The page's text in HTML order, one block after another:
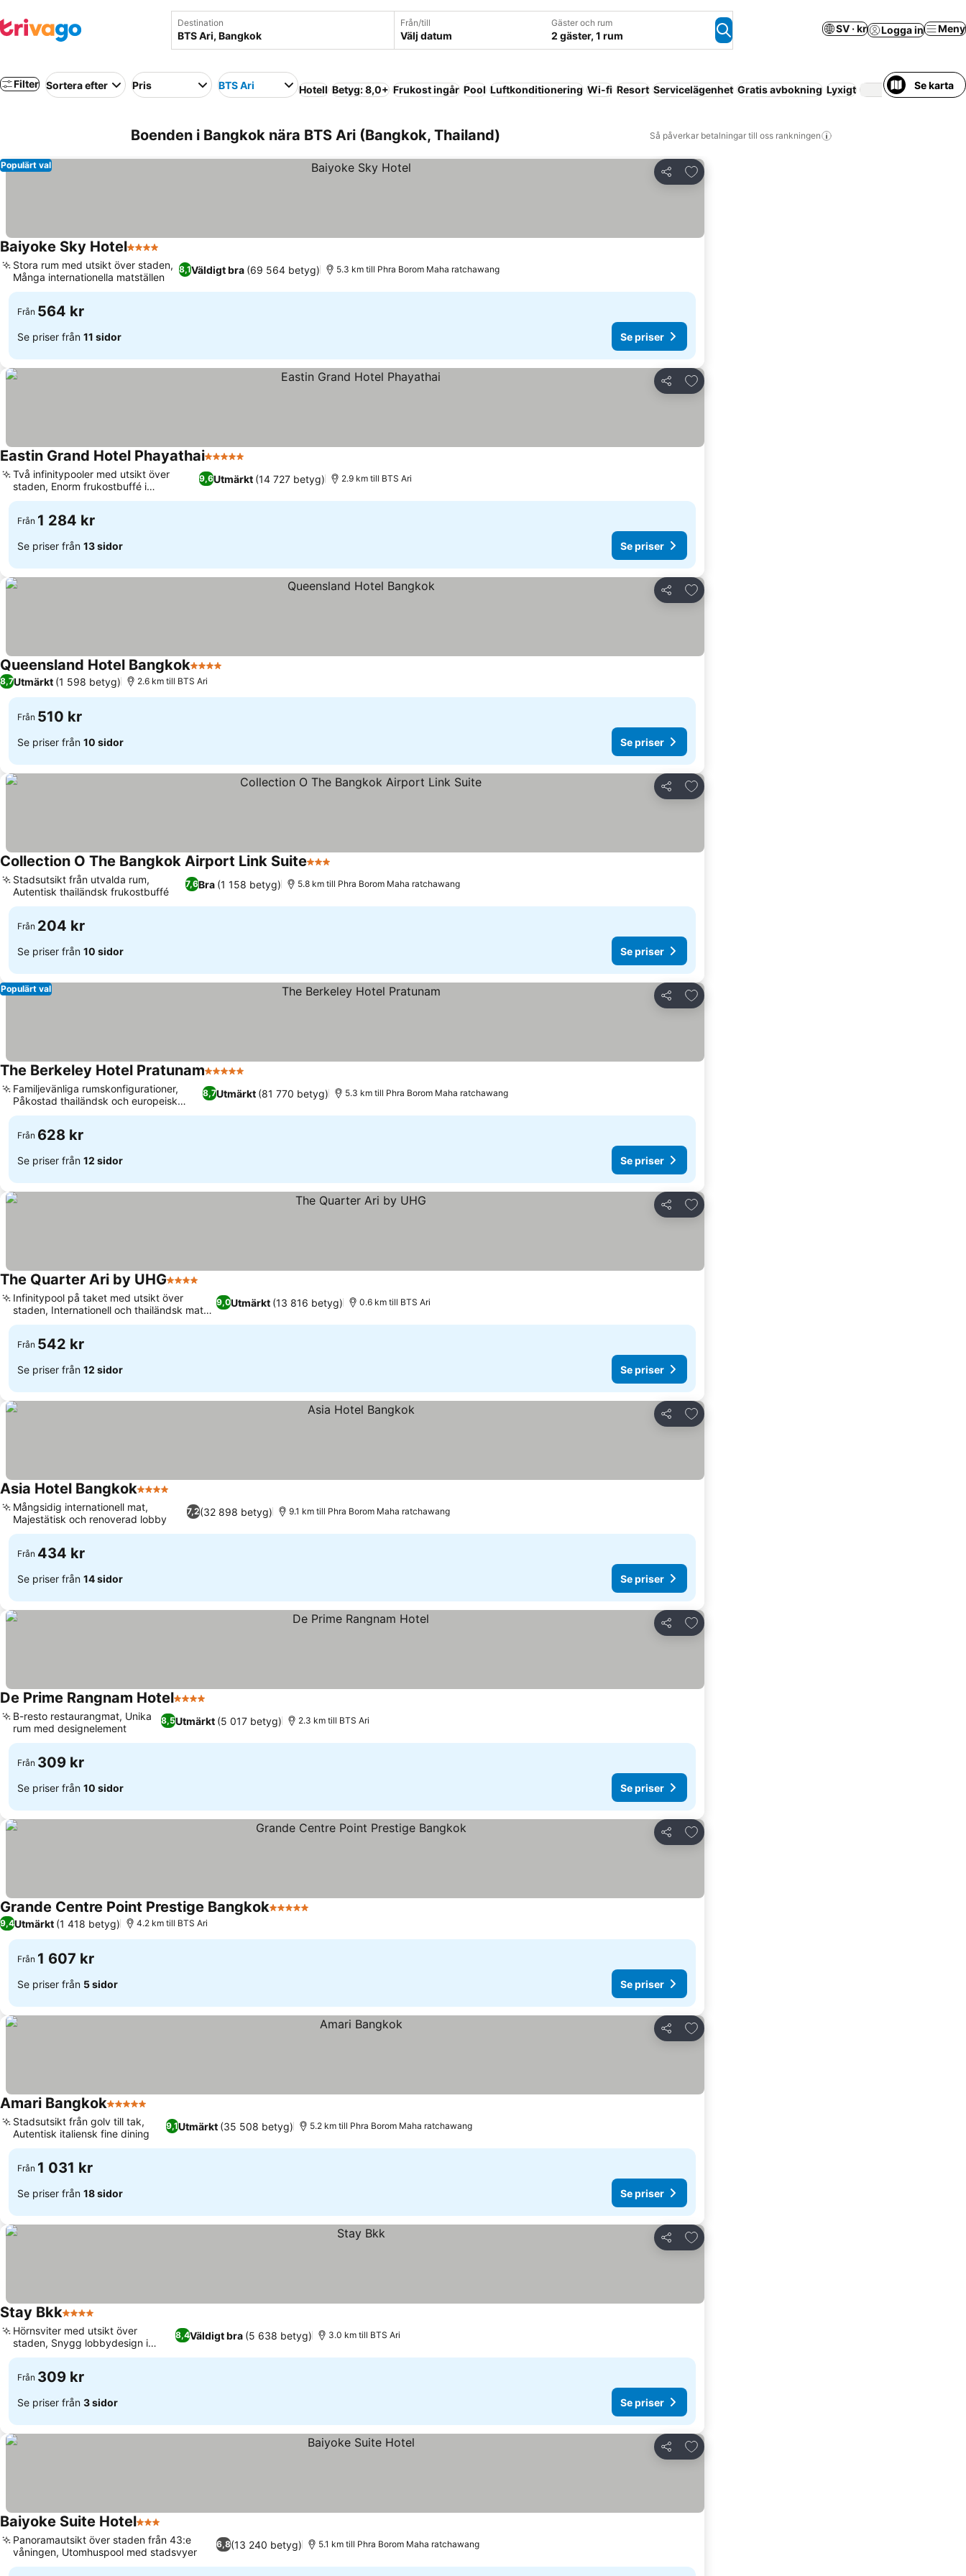
Destination Från/till
Välj datum
Gäster och rum
2 gäster, 1 rum
SV · kr Logga in Meny
Filter Sortera efter Pris BTS Ari Hotell Betyg: 8,0+ Frukost ingår Pool Luftkonditionering Wi-fi Resort Servicelägenhet Gratis avbokning Lyxigt Se karta
Boenden i Bangkok nära BTS Ari (Bangkok, Thailand) Så påverkar betalningar till oss rankningen
Dela
Lägg till i Mina Favoriter
Populärt val
Baiyoke Sky Hotel4 Stjärnor
8,1Väldigt bra (69 564 betyg)
Stora rum med utsikt över staden,
Många internationella matställen
5.3 km till Phra Borom Maha ratchawang
Från 564 kr
Se priser från 11 sidor Se priser
Dela
Lägg till i Mina Favoriter
Eastin Grand Hotel Phayathai5 Stjärnor
9,6Utmärkt (14 727 betyg)
Två infinitypooler med utsikt över
staden, Enorm frukostbuffé i
marknadsstil
2.9 km till BTS Ari
Från 1 284 kr
Se priser från 13 sidor Se priser
Dela
Lägg till i Mina Favoriter
Queensland Hotel Bangkok4 Stjärnor
8,7Utmärkt (1 598 betyg) 2.6 km till BTS Ari
Från 510 kr
Se priser från 10 sidor Se priser
Dela
Lägg till i Mina Favoriter
Collection O The Bangkok Airport Link Suite3 Stjärnor
7,6Bra (1 158 betyg)
Stadsutsikt från utvalda rum,
Autentisk thailändsk frukostbuffé
5.8 km till Phra Borom Maha ratchawang
Från 204 kr
Se priser från 10 sidor Se priser
Dela
Lägg till i Mina Favoriter
Populärt val
The Berkeley Hotel Pratunam5 Stjärnor
8,7Utmärkt (81 770 betyg)
Familjevänliga rumskonfigurationer,
Påkostad thailändsk och europeisk
design
5.3 km till Phra Borom Maha ratchawang
Från 628 kr
Se priser från 12 sidor Se priser
Dela
Lägg till i Mina Favoriter
The Quarter Ari by UHG4 Stjärnor
9,0Utmärkt (13 816 betyg)
Infinitypool på taket med utsikt över
staden, Internationell och thailändsk mat
på Hilly's
0.6 km till BTS Ari
Från 542 kr
Se priser från 12 sidor Se priser
Dela
Lägg till i Mina Favoriter
Asia Hotel Bangkok4 Stjärnor
7,2(32 898 betyg)
Mångsidig internationell mat,
Majestätisk och renoverad lobby
9.1 km till Phra Borom Maha ratchawang
Från 434 kr
Se priser från 14 sidor Se priser
Dela
Lägg till i Mina Favoriter
De Prime Rangnam Hotel4 Stjärnor
8,5Utmärkt (5 017 betyg)
B-resto restaurangmat, Unika
rum med designelement
2.3 km till BTS Ari
Från 309 kr
Se priser från 10 sidor Se priser
Dela
Lägg till i Mina Favoriter
Grande Centre Point Prestige Bangkok5 Stjärnor
9,4Utmärkt (1 418 betyg) 4.2 km till BTS Ari
Från 1 607 kr
Se priser från 5 sidor Se priser
Dela
Lägg till i Mina Favoriter
Amari Bangkok5 Stjärnor
9,1Utmärkt (35 508 betyg)
Stadsutsikt från golv till tak,
Autentisk italiensk fine dining
5.2 km till Phra Borom Maha ratchawang
Från 1 031 kr
Se priser från 18 sidor Se priser
Dela
Lägg till i Mina Favoriter
Stay Bkk4 Stjärnor
8,4Väldigt bra (5 638 betyg)
Hörnsviter med utsikt över
staden, Snygg lobbydesign i
marmor
3.0 km till BTS Ari
Från 309 kr
Se priser från 3 sidor Se priser
Dela
Lägg till i Mina Favoriter
Baiyoke Suite Hotel3 Stjärnor
6,8(13 240 betyg)
Panoramautsikt över staden från 43:e
våningen, Utomhuspool med stadsvyer
5.1 km till Phra Borom Maha ratchawang